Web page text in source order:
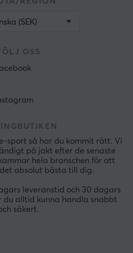
(SEK)
OSS
sport så har du kommit rätt. Vi
på jakt efter de senaste
hela branschen för att
absolut bästa till dig.
leveranstid och 30 dagars
du alltid kunna handla snabbt
säkert.